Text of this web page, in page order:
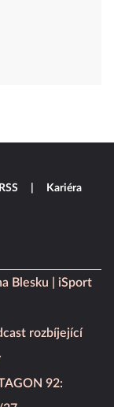
Blesku
iSport
rozbíjející
92:
RSS Kariéra